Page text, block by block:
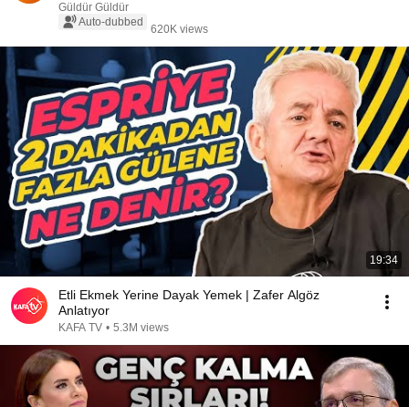
Güldür Güldür
Auto-dubbed
620K views
19:34
Etli Ekmek Yerine Dayak Yemek | Zafer Algöz
Anlatıyor
KAFA TV • 5.3M views